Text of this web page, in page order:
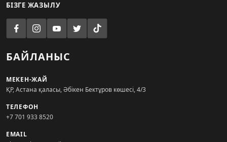
БІЗГЕ ЖАЗЫЛУ
БАЙЛАНЫС
МЕКЕН-ЖАЙ
ҚР, Астана қаласы, Әбікен Бектұров көшесі, 4/3
ТЕЛЕФОН
+7 701 933 8520
EMAIL